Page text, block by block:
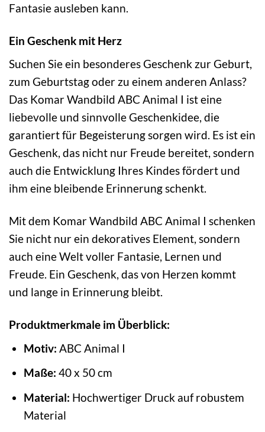
Fantasie ausleben kann.
Ein Geschenk mit Herz
Suchen Sie ein besonderes Geschenk zur Geburt,
zum Geburtstag oder zu einem anderen Anlass?
Das Komar Wandbild ABC Animal I ist eine
liebevolle und sinnvolle Geschenkidee, die
garantiert für Begeisterung sorgen wird. Es ist ein
Geschenk, das nicht nur Freude bereitet, sondern
auch die Entwicklung Ihres Kindes fördert und
ihm eine bleibende Erinnerung schenkt.
Mit dem Komar Wandbild ABC Animal I schenken
Sie nicht nur ein dekoratives Element, sondern
auch eine Welt voller Fantasie, Lernen und
Freude. Ein Geschenk, das von Herzen kommt
und lange in Erinnerung bleibt.
Produktmerkmale im Überblick:
Motiv: ABC Animal I
Maße: 40 x 50 cm
Material: Hochwertiger Druck auf robustem
Material